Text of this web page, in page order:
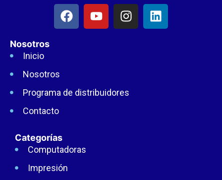
Nosotros
Inicio
Nosotros
Programa de distribuidores
Contacto
Categorías
Computadoras
Impresión